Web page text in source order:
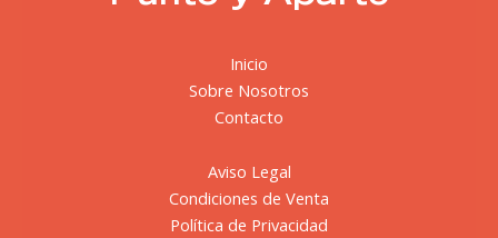
Inicio
Sobre Nosotros
Contacto
Aviso Legal
Condiciones de Venta
Política de Privacidad